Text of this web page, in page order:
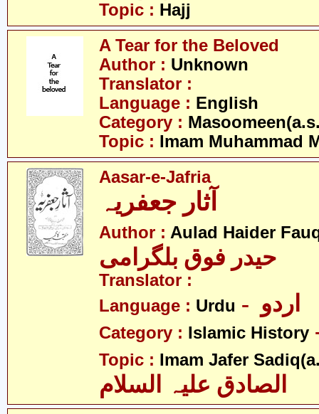
Topic : Hajj
A Tear for the Beloved
Author : Unknown
Translator :
Language : English
Category :
Topic : Imam Muhammad
Aasar-e-Jafria
آثار جعفریہ
Author : Aulad Haider
حیدر فوق بلگرامی
Translator :
Language : Urdu
Category : Islamic History
Topic : Imam Jafer
الصادق علیہ السلام